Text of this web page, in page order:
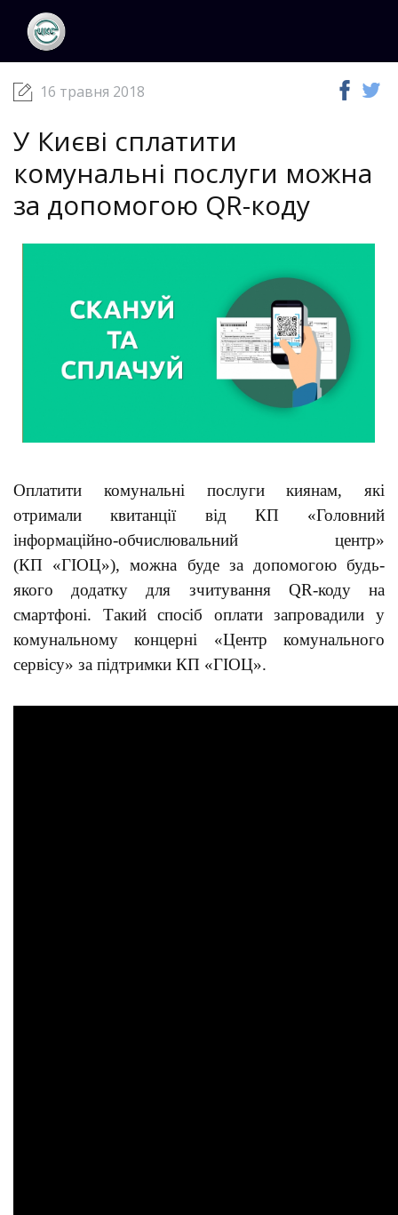
ЦКС
16 травня 2018
У Києві сплатити
комунальні послуги можна
за допомогою QR-коду
Оплатити комунальні послуги киянам, які
отримали квитанції від КП «Головний
інформаційно-обчислювальний центр»
(КП «ГІОЦ»), можна буде за допомогою будь-
якого додатку для зчитування QR-коду на
смартфоні. Такий спосіб оплати запровадили у
комунальному концерні «Центр комунального
сервісу» за підтримки КП «ГІОЦ».